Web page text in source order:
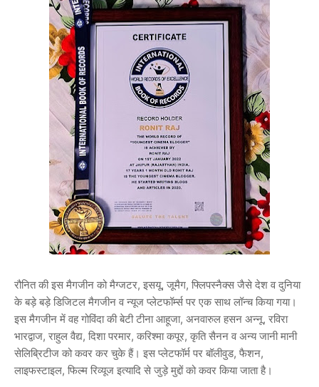
रौनित की इस मैगजीन को मैग्जटर, इसयू, जूमैग, फ्लिपस्नैक्स जैसे देश व दुनिया
के बड़े बड़े डिजिटल मैगजीन व न्यूज प्लेटफॉर्म्स पर एक साथ लॉन्च किया गया।
इस मैगजीन में वह गोविंदा की बेटी टीना आहूजा, अनवारुल हसन अन्नू, रविरा
भारद्वाज, राहुल वैद्य, दिशा परमार, करिश्मा कपूर, कृति सैनन व अन्य जानी मानी
सेलिब्रिटीज को कवर कर चुके हैं। इस प्लेटफॉर्म पर बॉलीवुड, फैशन,
लाइफस्टाइल, फिल्म रिव्यूज इत्यादि से जुड़े मुद्दों को कवर किया जाता है।